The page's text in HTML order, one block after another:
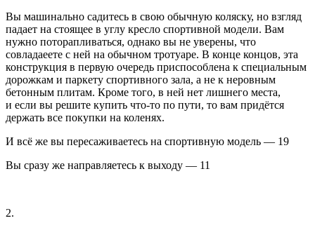
Вы машинально садитесь в свою обычную коляску, но взгляд
падает на стоящее в углу кресло спортивной модели. Вам
нужно поторапливаться, однако вы не уверены, что
совладаеете с ней на обычном тротуаре. В конце концов, эта
конструкция в первую очередь приспособлена к специальным
дорожкам и паркету спортивного зала, а не к неровным
бетонным плитам. Кроме того, в ней нет лишнего места,
и если вы решите купить что-то по пути, то вам придётся
держать все покупки на коленях.
И всё же вы пересаживаетесь на спортивную модель — 19
Вы сразу же направляетесь к выходу — 11
2.